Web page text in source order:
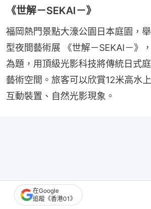
《世解－SEKAI－》
福岡熱門景點大濠公園日本庭園，
型夜間藝術展 《世解－SEKAI－》
為題，用頂級光影科技將傳統日式
藝術空間。旅客可以欣賞12米高水
互動裝置、自然光影現象。
在Google
追蹤《香港01》